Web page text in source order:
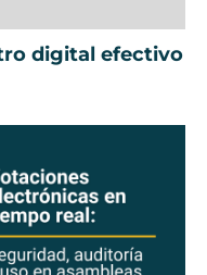
digital efectivo